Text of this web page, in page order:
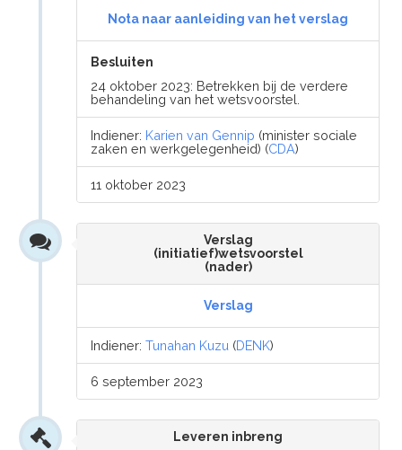
Nota naar aanleiding van het verslag
Besluiten
24 oktober 2023: Betrekken bij de verdere
behandeling van het wetsvoorstel.
Indiener: Karien van Gennip (minister sociale
zaken en werkgelegenheid) (CDA)
11 oktober 2023
Verslag
(initiatief)wetsvoorstel
(nader)
Verslag
Indiener:Tunahan Kuzu (DENK)
6 september 2023
Leveren inbreng